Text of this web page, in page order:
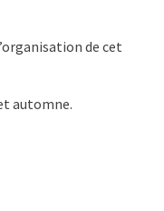
de cet
automne.